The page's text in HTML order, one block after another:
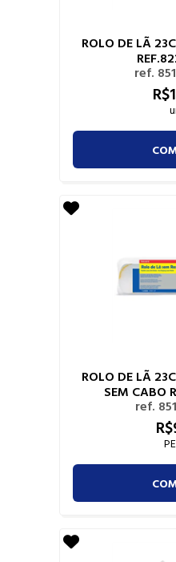
ROLO DE LÃ
ref.
R$
ROLO DE LÃ
SEM CABO
ref.
R$